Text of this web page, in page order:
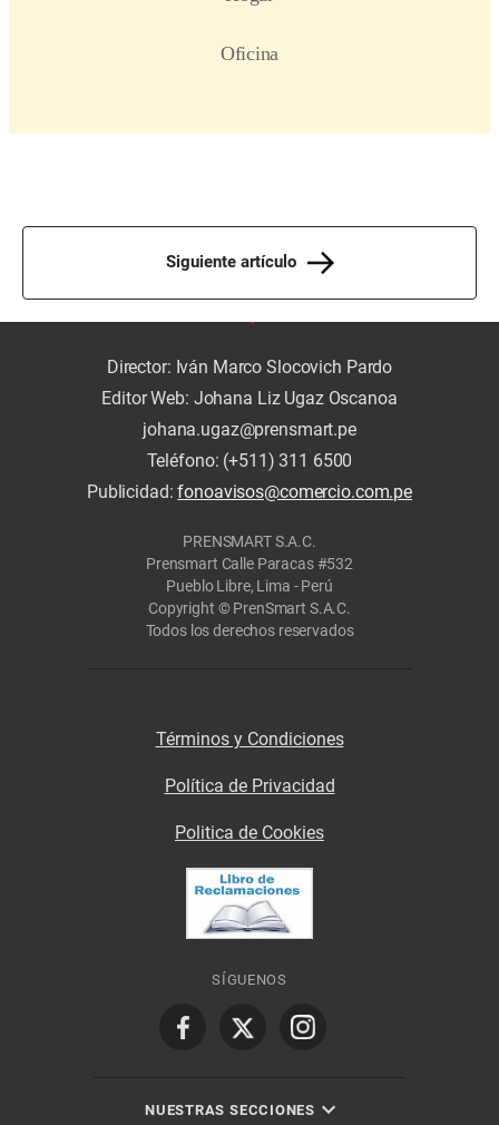
Siguiente artículo
Director: Iván Marco Slocovich Pardo
Editor Web: Johana Liz Ugaz Oscanoa
johana.ugaz@prensmart.pe
Teléfono: (+511) 311 6500
Publicidad:fonoavisos@comercio.com.pe
PRENSMART S.A.C.
Prensmart Calle Paracas #532
Pueblo Libre, Lima - Perú
Copyright © PrenSmart S.A.C.
Todos los derechos reservados
Términos y Condiciones
Política de Privacidad
Politica de Cookies
SÍGUENOS
NUESTRAS SECCIONES